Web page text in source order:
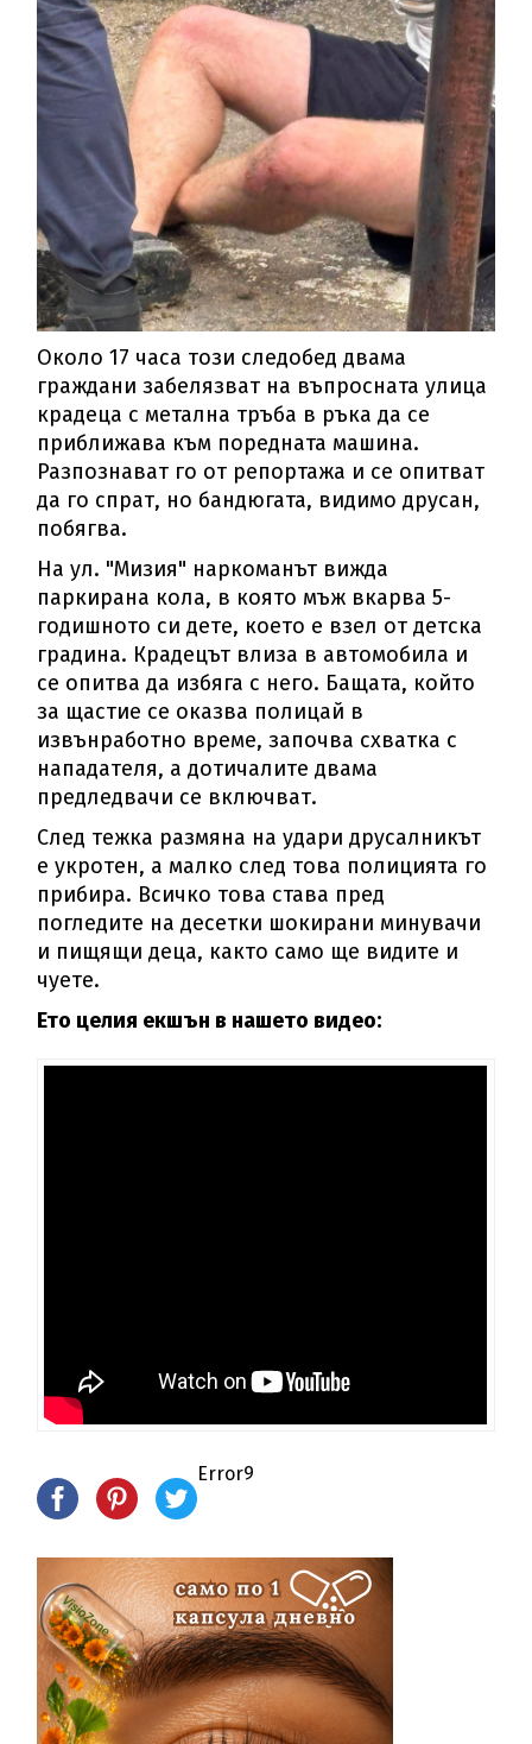
Около 17 часа този следобед двама
граждани забелязват на въпросната улица
крадеца с метална тръба в ръка да се
приближава към поредната машина.
Разпознават го от репортажа и се опитват
да го спрат, но бандюгата, видимо друсан,
побягва.
На ул. "Мизия" наркоманът вижда
паркирана кола, в която мъж вкарва 5-
годишното си дете, което е взел от детска
градина. Крадецът влиза в автомобила и
се опитва да избяга с него. Бащата, който
за щастие се оказва полицай в
извънработно време, започва схватка с
нападателя, а дотичалите двама
предледвачи се включват.
След тежка размяна на удари друсалникът
е укротен, а малко след това полицията го
прибира. Всичко това става пред
погледите на десетки шокирани минувачи
и пищящи деца, както само ще видите и
чуете.
Ето целия екшън в нашето видео:
Error9